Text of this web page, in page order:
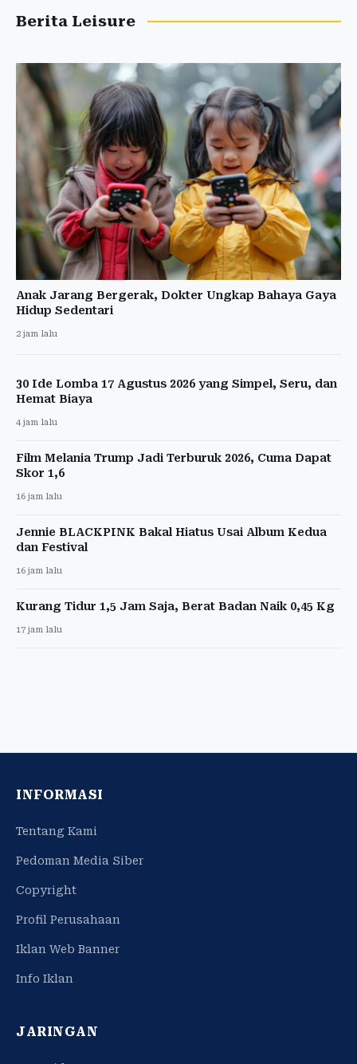
Berita Leisure
Anak Jarang Bergerak, Dokter Ungkap Bahaya Gaya
Hidup Sedentari
2 jam lalu
30 Ide Lomba 17 Agustus 2026 yang Simpel, Seru, dan
Hemat Biaya
4 jam lalu
Film Melania Trump Jadi Terburuk 2026, Cuma Dapat
Skor 1,6
16 jam lalu
Jennie BLACKPINK Bakal Hiatus Usai Album Kedua
dan Festival
16 jam lalu
Kurang Tidur 1,5 Jam Saja, Berat Badan Naik 0,45 Kg
17 jam lalu
INFORMASI
Tentang Kami
Pedoman Media Siber
Copyright
Profil Perusahaan
Iklan Web Banner
Info Iklan
JARINGAN